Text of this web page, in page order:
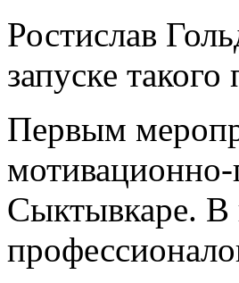
Ростислав
запуске
Первым
мотивационно-
Сыктывкаре. В